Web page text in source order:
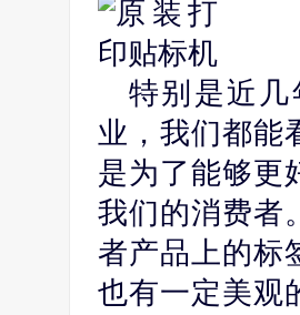
特别是近
业，我们都能
是为了能够更
我们的消费者
者产品上的标
也有一定美观